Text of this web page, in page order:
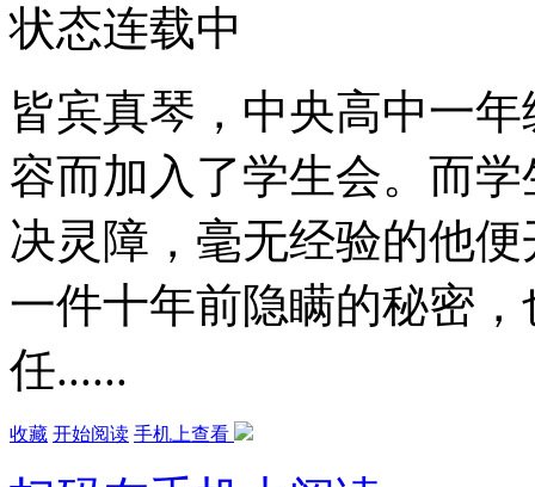
状态连载中
皆宾真琴，中央高中一
容而加入了学生会。而
决灵障，毫无经验的他
一件十年前隐瞒的秘密
任......
收藏 开始阅读 手机上查看